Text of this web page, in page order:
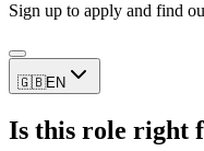
Sign up to apply and find
🇬🇧EN
Is this role right